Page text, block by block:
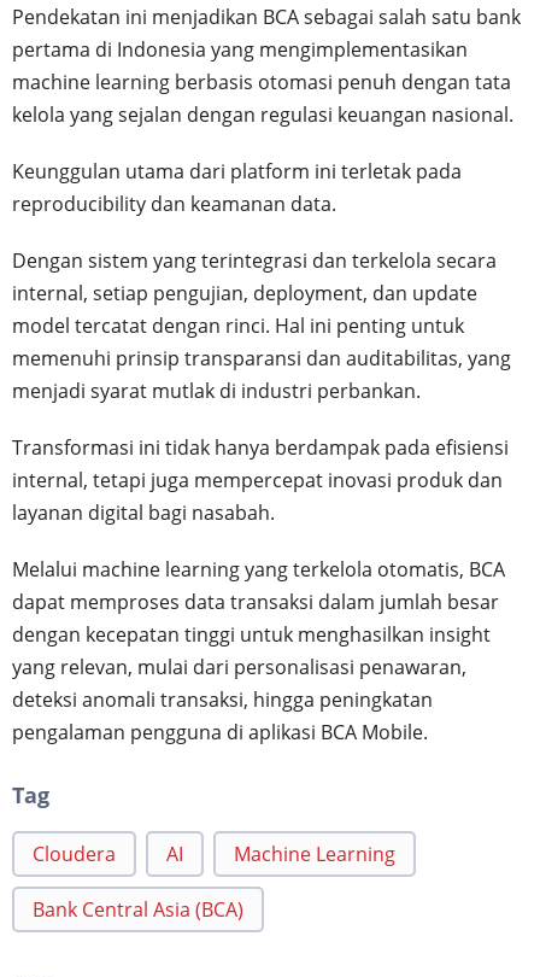
Pendekatan ini menjadikan BCA sebagai salah satu bank
pertama di Indonesia yang mengimplementasikan
machine learning berbasis otomasi penuh dengan tata
kelola yang sejalan dengan regulasi keuangan nasional.
Keunggulan utama dari platform ini terletak pada
reproducibility dan keamanan data.
Dengan sistem yang terintegrasi dan terkelola secara
internal, setiap pengujian, deployment, dan update
model tercatat dengan rinci. Hal ini penting untuk
memenuhi prinsip transparansi dan auditabilitas, yang
menjadi syarat mutlak di industri perbankan.
Transformasi ini tidak hanya berdampak pada efisiensi
internal, tetapi juga mempercepat inovasi produk dan
layanan digital bagi nasabah.
Melalui machine learning yang terkelola otomatis, BCA
dapat memproses data transaksi dalam jumlah besar
dengan kecepatan tinggi untuk menghasilkan insight
yang relevan, mulai dari personalisasi penawaran,
deteksi anomali transaksi, hingga peningkatan
pengalaman pengguna di aplikasi BCA Mobile.
Tag
Cloudera AI Machine Learning
Bank Central Asia (BCA)